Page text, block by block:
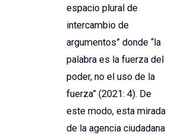
espacio plural de
intercambio de
argumentos” donde “la
palabra es la fuerza del
poder, no el uso de la
fuerza” (2021: 4). De
este modo, esta mirada
de la agencia ciudadana